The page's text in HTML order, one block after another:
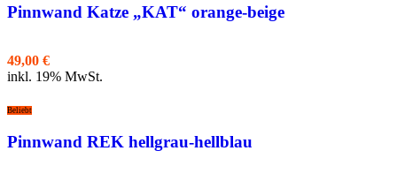
Pinnwand Katze „KAT“ orange-beige
49,00 €
inkl. 19% MwSt.
Beliebt
Pinnwand REK hellgrau-hellblau